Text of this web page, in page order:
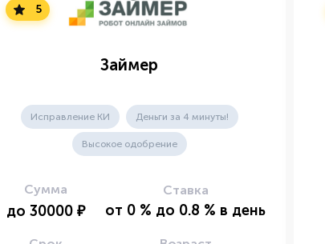
5
Займер
Исправление КИ Деньги за 4 минуты!
Высокое одобрение
Сумма
до 30000 ₽
Ставка
от 0 % до 0.8 % в день